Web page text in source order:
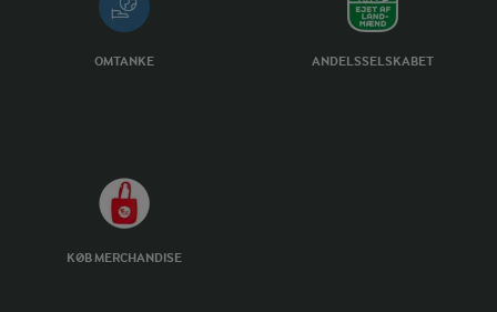
OMTANKE ANDELSSELSKABET
KØB MERCHANDISE